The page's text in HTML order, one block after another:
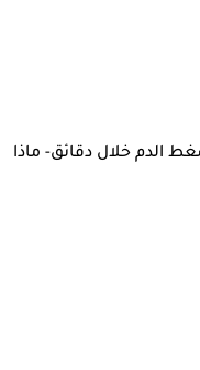
الدم خلال دقائق- ماذا